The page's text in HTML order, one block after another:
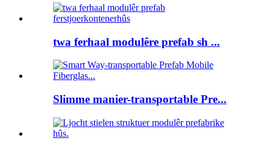
twa ferhaal modulêre prefab sh ...
Slimme manier-transportable Pre...